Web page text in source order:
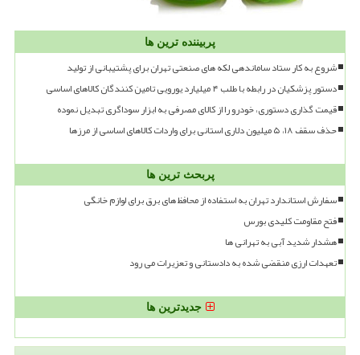
پربیننده ترین ها
شروع به کار ستاد ساماندهی لکه های صنعتی تهران برای پشتیبانی از تولید
دستور پزشکیان در رابطه با طلب ۴ میلیارد یورویی تامین کنندگان کالاهای اساسی
قیمت گذاری دستوری، خودرو را از کالای مصرفی به ابزار سوداگری تبدیل نموده
حذف سقف ۱۸، ۵ میلیون دلاری استانی برای واردات کالاهای اساسی از مرزها
پربحث ترین ها
سفارش استاندارد تهران به استفاده از محافظ های برق برای لوازم خانگی
فتح مقاومت کلیدی بورس
هشدار شدید آبی به تهرانی ها
تعهدات ارزی منقضی شده به دادستانی و تعزیرات می رود
جدیدترین ها